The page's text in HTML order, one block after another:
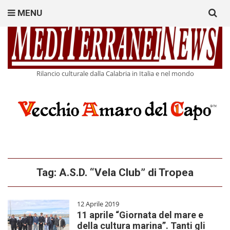
Rilancio culturale dalla Calabria in Italia e nel mondo
MENU
for:
Tag: A.S.D. “Vela Club” di Tropea
12 Aprile 2019
11 aprile “Giornata del mare e
della cultura marina”. Tanti gli